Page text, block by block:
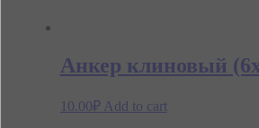
Анкер клиновый
10.00₽ Add to cart